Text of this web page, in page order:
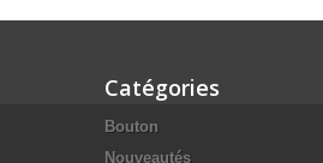
Catégories
Bouton
Nouveautés